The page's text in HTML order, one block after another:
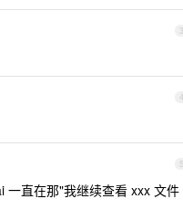
3
4
5
一直在那"我继续查看 xxx 文件